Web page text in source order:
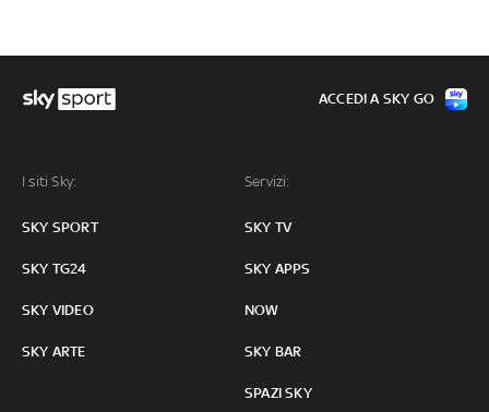
I siti Sky:
SKY SPORT
SKY TG24
SKY VIDEO
SKY ARTE
Servizi:
SKY TV
SKY APPS
NOW
SKY BAR
SPAZI SKY
ACCEDI A SKY GO